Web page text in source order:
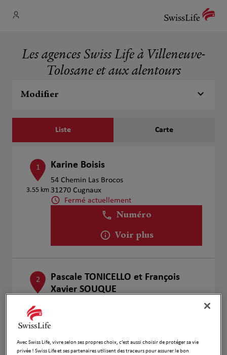
Les agences Swiss Life à Villeneuve-
Tolosane et aux alentours
Modifier
Liste Carte
1
3.55 km
Karine Boisis
54 Chemin Las Brocos
31270 Cugnaux
Fermé actuellement
Numéro
Voir plus
2
Pascale TONICELLO et François
Xavier SOUQUE
Numéro
Avec Swiss Life, vivre selon ses propres choix, c’est aussi choisir de protéger sa vie
privée ! Swiss Life et ses partenaires utilisent des traceurs pour assurer le bon